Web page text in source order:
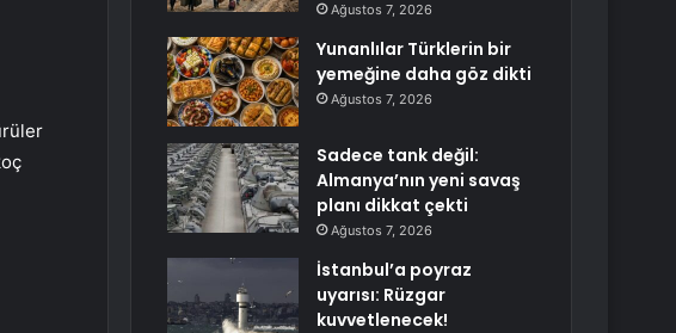
Ağustos 7, 2026
Yunanlılar Türklerin bir
yemeğine daha göz dikti
Ağustos 7, 2026
Sadece tank değil:
Almanya’nın yeni savaş
planı dikkat çekti
Ağustos 7, 2026
İstanbul’a poyraz
uyarısı: Rüzgar
kuvvetlenecek!